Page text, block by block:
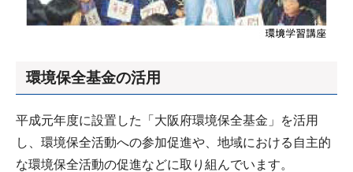
環境保全基金の活用
平成元年度に設置した「大阪府環境保全基金」を活用
し、環境保全活動への参加促進や、地域における自主的
な環境保全活動の促進などに取り組んでいます。